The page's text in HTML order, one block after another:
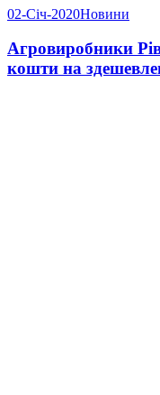
02-Січ-2020Новини
Агровиробники
кошти на